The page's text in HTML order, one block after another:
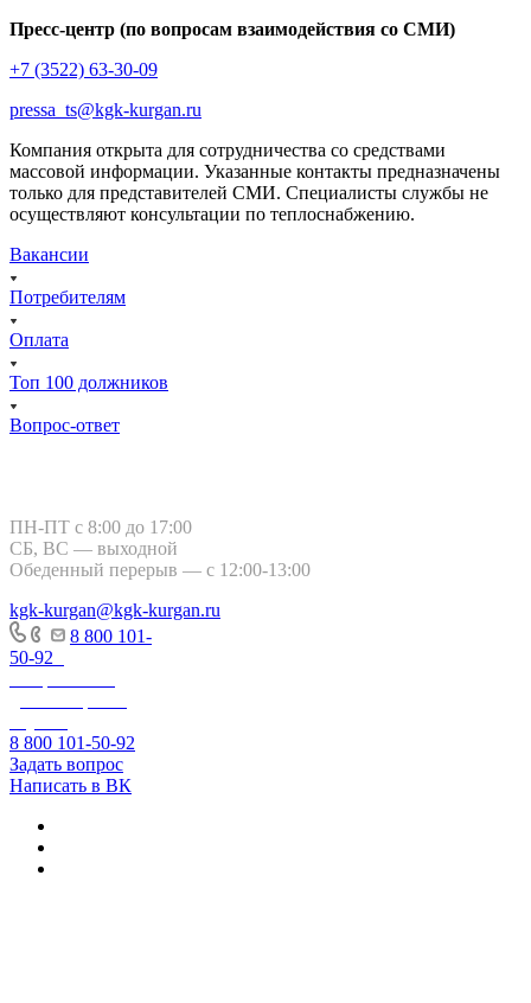
Пресс-центр (по вопросам взаимодействия со СМИ)
+7 (3522) 63-30-09
pressa_ts@kgk-kurgan.ru
Компания открыта для сотрудничества со средствами
массовой информации. Указанные контакты предназначены
только для представителей СМИ. Специалисты службы не
осуществляют консультации по теплоснабжению.
Вакансии
Потребителям
Оплата
Топ 100 должников
Вопрос-ответ
ПН-ПТ с 8:00 до 17:00
СБ, ВС — выходной
Обеденный перерыв — с 12:00-13:00
kgk-kurgan@kgk-kurgan.ru
8 800 101-
50-92
8 800 101-50-92
Задать вопрос
Написать в ВК